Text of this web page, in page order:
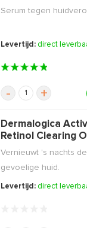
Serum tegen
Levertijd: direct
- +
Dermalogica
Retinol Clearing
Vernieuwt 's nachts
gevoelige huid.
Levertijd: direct